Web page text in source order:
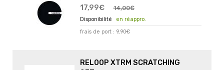
17,99€ 14,00€
en réappro.
frais de port : 9,90€
RELOOP XTRM SCRATCHING